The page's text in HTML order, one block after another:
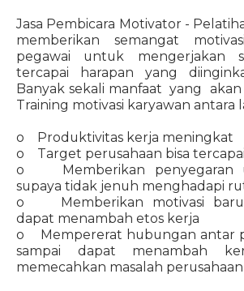
Jasa Pembicara Motivator -
memberikan semangat
pegawai untuk mengerjakan
tercapai harapan yang
Banyak sekali manfaat yang
Training motivasi karyawan antara
o Produktivitas kerja meningkat
o Target perusahaan bisa tercapai
o Memberikan penyegaran
supaya tidak jenuh menghadapi
o Memberikan motivasi baru
dapat menambah etos kerja
o Mempererat hubungan antar
sampai dapat menambah
memecahkan masalah perusahaan